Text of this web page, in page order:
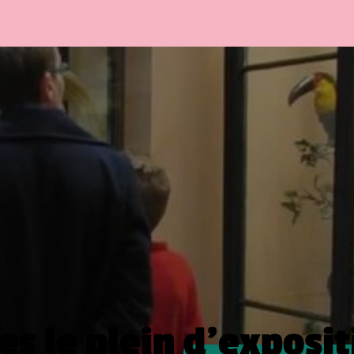
le plein